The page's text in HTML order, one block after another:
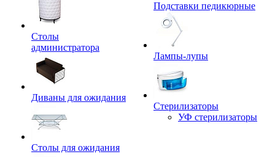
Столы
администратора
Диваны для ожидания
Столы для ожидания
Подставки педикюрные
Лампы-лупы
Стерилизаторы
УФ стерилизаторы